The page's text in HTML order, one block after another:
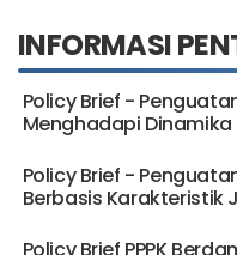
INFORMASI
Policy Brief -
Menghadapi Dinamika
Policy Brief -
Berbasis Karakteristik